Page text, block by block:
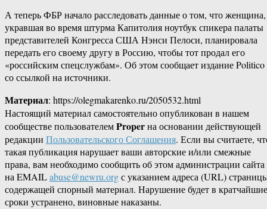
А теперь ФБР начало расследовать данные о том, что женщина,
укравшая во время штурма Капитолия ноутбук спикера палаты
представителей Конгресса США Нэнси Пелоси, планировала
передать его своему другу в Россию, чтобы тот продал его
«российским спецслужбам». Об этом сообщает издание Politico
со ссылкой на источники.
Материал: https://olegmakarenko.ru/2050532.html
Настоящий материал самостоятельно опубликован в нашем
сообществе пользователемProperна основании действующей
редакции Пользовательского Соглашения. Если вы считаете,
такая публикация нарушает ваши авторские и/или смежные
права, вам необходимо сообщить об этом администрации сайта
на EMAILabuse@newru.orgс указанием адреса (URL)
содержащей спорный материал. Нарушение будет в кратчайшие
сроки устранено, виновные наказаны.